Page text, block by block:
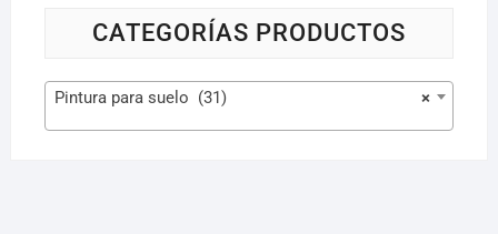
CATEGORÍAS PRODUCTOS
×
Pintura para suelo (31)